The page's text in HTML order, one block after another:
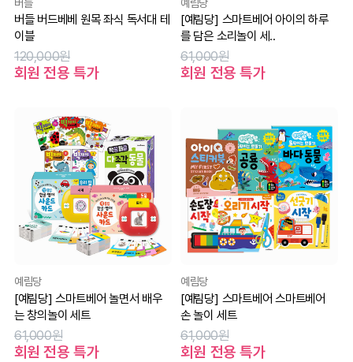
버들
버들 버드베베 원목 좌식 독서대 테
이블
120,000원
회원 전용 특가
예림당
[예림당] 스마트베어 아이의 하루
를 담은 소리놀이 세..
61,000원
회원 전용 특가
예림당
[예림당] 스마트베어 놀면서 배우
는 창의놀이 세트
61,000원
회원 전용 특가
예림당
[예림당] 스마트베어 스마트베어
손 놀이 세트
61,000원
회원 전용 특가